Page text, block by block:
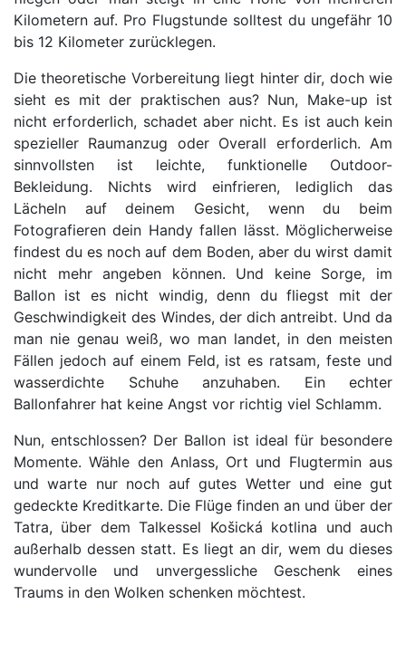
Kilometern auf. Pro Flugstunde solltest du ungefähr 10
bis 12 Kilometer zurücklegen.
Die theoretische Vorbereitung liegt hinter dir, doch wie
sieht es mit der praktischen aus? Nun, Make-up ist
nicht erforderlich, schadet aber nicht. Es ist auch kein
spezieller Raumanzug oder Overall erforderlich. Am
sinnvollsten ist leichte, funktionelle Outdoor-
Bekleidung. Nichts wird einfrieren, lediglich das
Lächeln auf deinem Gesicht, wenn du beim
Fotografieren dein Handy fallen lässt. Möglicherweise
findest du es noch auf dem Boden, aber du wirst damit
nicht mehr angeben können. Und keine Sorge, im
Ballon ist es nicht windig, denn du fliegst mit der
Geschwindigkeit des Windes, der dich antreibt. Und da
man nie genau weiß, wo man landet, in den meisten
Fällen jedoch auf einem Feld, ist es ratsam, feste und
wasserdichte Schuhe anzuhaben. Ein echter
Ballonfahrer hat keine Angst vor richtig viel Schlamm.
Nun, entschlossen? Der Ballon ist ideal für besondere
Momente. Wähle den Anlass, Ort und Flugtermin aus
und warte nur noch auf gutes Wetter und eine gut
gedeckte Kreditkarte. Die Flüge finden an und über der
Tatra, über dem Talkessel Košická kotlina und auch
außerhalb dessen statt. Es liegt an dir, wem du dieses
wundervolle und unvergessliche Geschenk eines
Traums in den Wolken schenken möchtest.